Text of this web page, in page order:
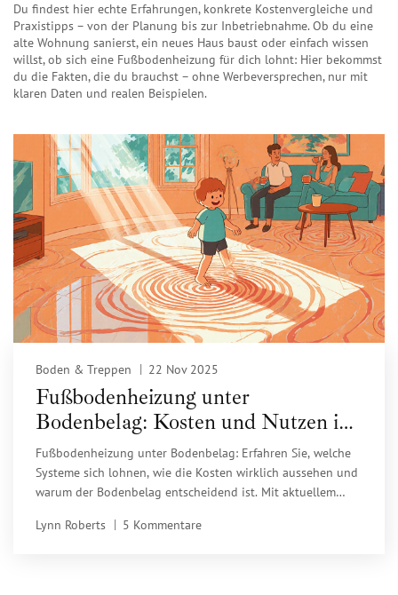
Du findest hier echte Erfahrungen, konkrete Kostenvergleiche und
Praxistipps – von der Planung bis zur Inbetriebnahme. Ob du eine
alte Wohnung sanierst, ein neues Haus baust oder einfach wissen
willst, ob sich eine Fußbodenheizung für dich lohnt: Hier bekommst
du die Fakten, die du brauchst – ohne Werbeversprechen, nur mit
klaren Daten und realen Beispielen.
Boden & Treppen 22 Nov 2025
Fußbodenheizung unter
Bodenbelag: Kosten und Nutzen im
Vergleich 2025
Fußbodenheizung unter Bodenbelag: Erfahren Sie, welche
Systeme sich lohnen, wie die Kosten wirklich aussehen und
warum der Bodenbelag entscheidend ist. Mit aktuellem
Lynn Roberts
5 Kommentare